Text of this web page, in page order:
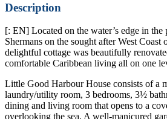
Description
[: EN] Located on the water’s edge in
Shermans on the sought after West Coast
delightful cottage was beautifully
comfortable Caribbean living all on one
Little Good Harbour House consists of a
laundry/utility room, 3 bedrooms, 3½
dining and living room that opens to a
overlooking the sea. A well-manicured